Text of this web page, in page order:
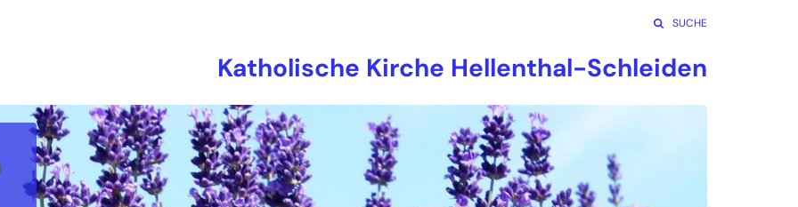
SUCHE
Katholische Kirche Hellenthal-Schleiden